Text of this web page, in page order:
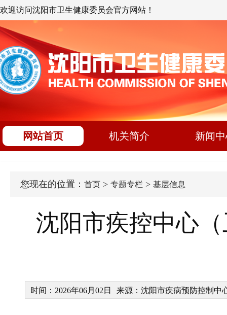
欢迎访问沈阳市卫生健康委员会官方网站！
网站首页 机关简介 新闻
您现在的位置： 首页 > 专题专栏 > 基层信息
沈阳市疾控中心
时间：2026年06月02日 来源：沈阳市疾病预防控制中